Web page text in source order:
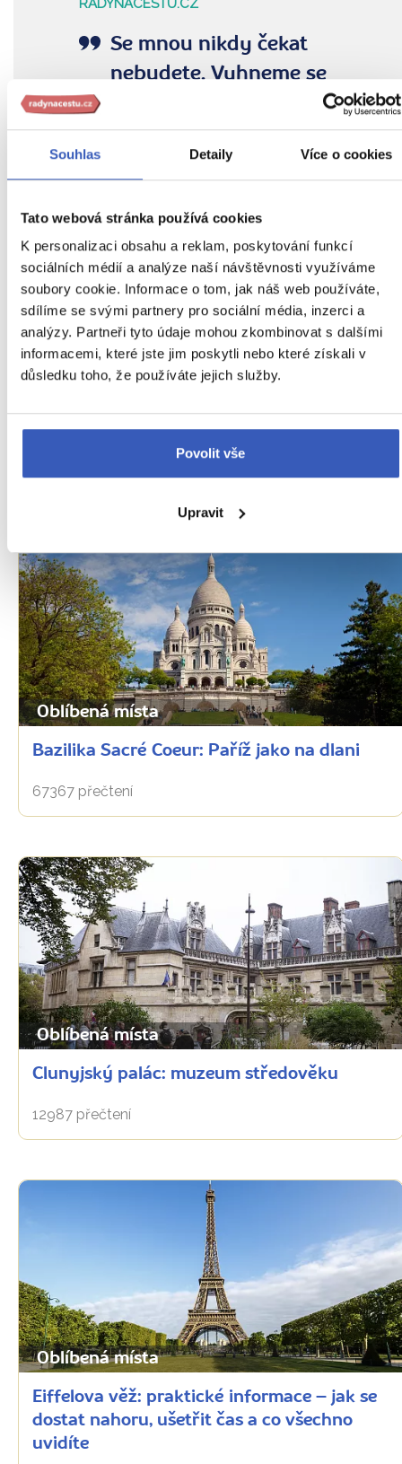
Souhlas Detaily Více o cookies
Tato webová stránka používá cookies
K personalizaci obsahu a reklam, poskytování funkcí
sociálních médií a analýze naší návštěvnosti využíváme
soubory cookie. Informace o tom, jak náš web používáte,
sdílíme se svými partnery pro sociální média, inzerci a
analýzy. Partneři tyto údaje mohou zkombinovat s dalšími
informacemi, které jste jim poskytli nebo které získali v
důsledku toho, že používáte jejich služby.
Povolit vše
Upravit
RADYNACESTU.CZ
Se mnou nikdy čekat
nebudete. Vyhneme se
překladu.
Vezměte si Paříž do dlaně
Vyberte si jeden z našich 17 zájezdů do
Paříže
Zájezdy do Paříže
PŘEČTĚTE SI TAKÉ
Oblíbená místa
Bazilika Sacré Coeur: Paříž jako na dlani
67367 přečtení
Oblíbená místa
Clunyjský palác: muzeum středověku
12987 přečtení
Oblíbená místa
Eiffelova věž: praktické informace – jak se
dostat nahoru, ušetřit čas a co všechno
uvidíte